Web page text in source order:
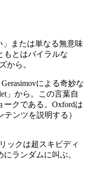
」または単なる無意味
もとはバイラルな
から。
による奇妙な
」から。この言葉自
クである。Oxfordは
テンツを説明する）
ックは超スキビディ
ランダムに叫ぶ。